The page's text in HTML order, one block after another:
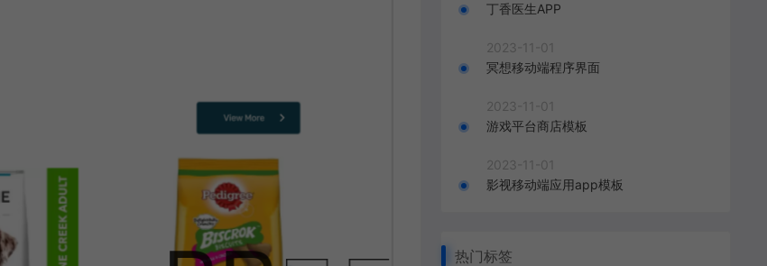
丁香医生APP
2023-11-01
冥想移动端程序界面
2023-11-01
游戏平台商店模板
2023-11-01
影视移动端应用app模板
热门标签